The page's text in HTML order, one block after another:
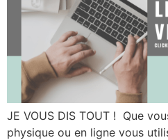
JE VOUS DIS TOUT ! Que
physique ou en ligne vous